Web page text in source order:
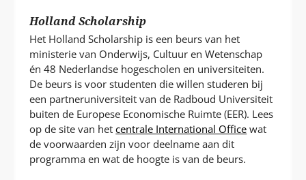
Holland Scholarship
Het Holland Scholarship is een beurs van het
ministerie van Onderwijs, Cultuur en Wetenschap
én 48 Nederlandse hogescholen en universiteiten.
De beurs is voor studenten die willen studeren bij
een partneruniversiteit van de Radboud Universiteit
buiten de Europese Economische Ruimte (EER). Lees
op de site van hetcentrale International Office wat
de voorwaarden zijn voor deelname aan dit
programma en wat de hoogte is van de beurs.